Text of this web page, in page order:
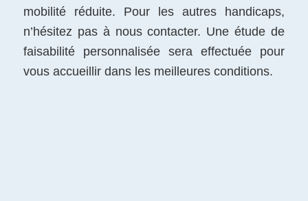
mobilité réduite. Pour les autres handicaps,
n’hésitez pas à nous contacter. Une étude de
faisabilité personnalisée sera effectuée pour
vous accueillir dans les meilleures conditions.